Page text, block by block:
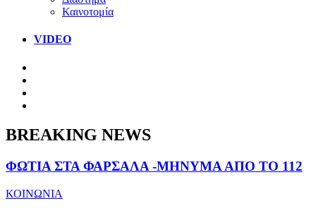
Καινοτομία
VIDEO
BREAKING NEWS
ΦΩΤΙΑ ΣΤΑ ΦΑΡΣΑΛΑ -ΜΗΝΥΜΑ ΑΠΟ ΤΟ 112
ΚΟΙΝΩΝΙΑ